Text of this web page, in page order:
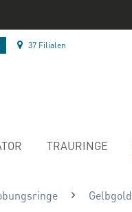
37 Filialen
TRAURINGE
Gelbgold